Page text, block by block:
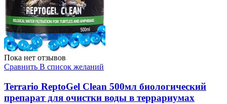
Пока нет отзывов
Сравнить В список желаний
Terrario ReptoGel Clean 500мл биологический
препарат для очистки воды в террариумах